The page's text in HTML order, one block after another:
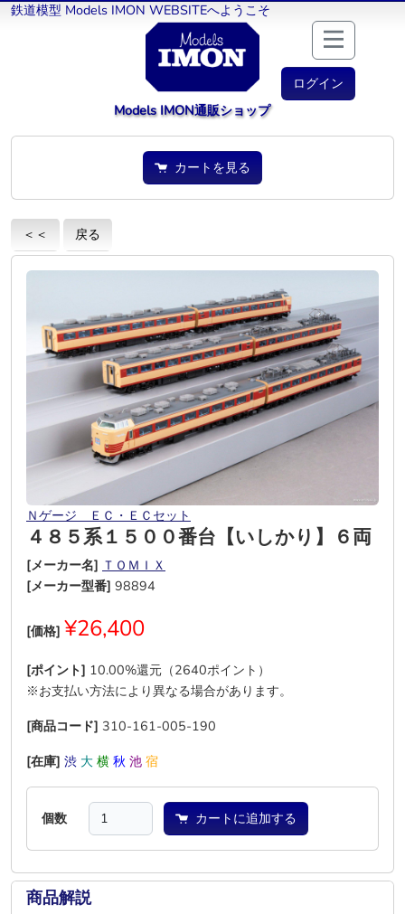
鉄道模型 Models IMON WEBSITEへようこそ
ログイン
Models IMON通販ショップ
カートを見る
＜＜ 戻る
Ｎゲージ ＥＣ・ＥＣセット
４８５系１５００番台【いしかり】６両
[メーカー名] ＴＯＭＩＸ
[メーカー型番] 98894
[価格] ¥26,400
[ポイント] 10.00%還元（2640ポイント）
※お支払い方法により異なる場合があります。
[商品コード] 310-161-005-190
[在庫] 渋 大 横 秋 池 宿
個数 カートに追加する
商品解説